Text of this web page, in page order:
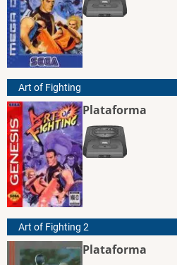
Art of Fighting
Plataforma
Art of Fighting 2
Plataforma